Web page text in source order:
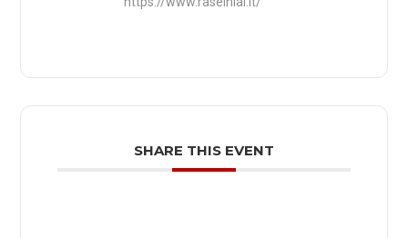
SHARE THIS EVENT